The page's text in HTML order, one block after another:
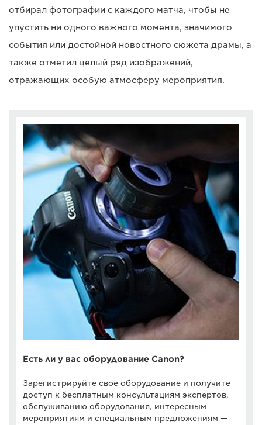
отбирал фотографии с каждого матча, чтобы не
упустить ни одного важного момента, значимого
события или достойной новостного сюжета драмы, а
также отметил целый ряд изображений,
отражающих особую атмосферу мероприятия.
Есть ли у вас оборудование Canon?
Зарегистрируйте свое оборудование и получите
доступ к бесплатным консультациям экспертов,
обслуживанию оборудования, интересным
мероприятиям и специальным предложениям —